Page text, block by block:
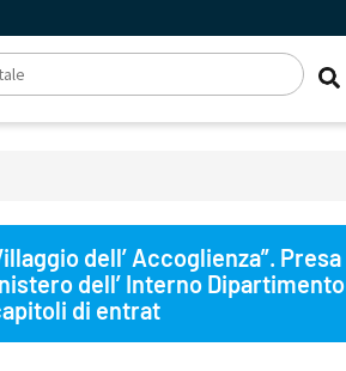
dell’ Accoglienza”. Presa
dell’ Interno Dipartimento
di entrat